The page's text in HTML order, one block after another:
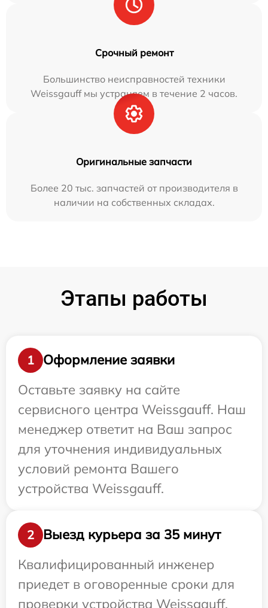
Срочный ремонт
Большинство неисправностей техники
Weissgauff мы устраняем в течение 2 часов.
Оригинальные запчасти
Более 20 тыс. запчастей от производителя в
наличии на собственных складах.
Этапы работы
1
Оформление заявки
Оставьте заявку на сайте
сервисного центра Weissgauff. Наш
менеджер ответит на Ваш запрос
для уточнения индивидуальных
условий ремонта Вашего
устройства Weissgauff.
2
Выезд курьера за 35 минут
Квалифицированный инженер
приедет в оговоренные сроки для
проверки устройства Weissgauff.